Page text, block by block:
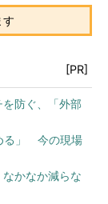
す
[PR]
防ぐ、「外部
る」 今の現場
かなか減らな